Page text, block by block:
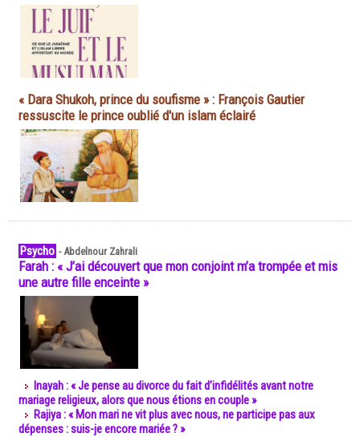
« Dara Shukoh, prince du soufisme » : François Gautier
ressuscite le prince oublié d'un islam éclairé
Psycho -Abdelnour Zahrali
Farah : « J’ai découvert que mon conjoint m’a trompée et mis
une autre fille enceinte »
Inayah : « Je pense au divorce du fait d’infidélités avant notre
mariage religieux, alors que nous étions en couple »
Rajiya : « Mon mari ne vit plus avec nous, ne participe pas aux
dépenses : suis-je encore mariée ? »